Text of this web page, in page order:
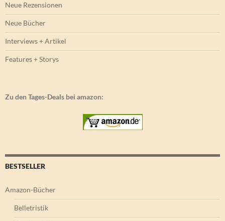
Neue Rezensionen
Neue Bücher
Interviews + Artikel
Features + Storys
Zu den Tages-Deals bei amazon:
BESTSELLER
Amazon-Bücher
Belletristik